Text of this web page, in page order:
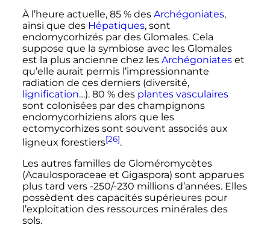
À l’heure actuelle, 85 % des Archégoniates,
ainsi que des Hépatiques, sont
endomycorhizés par des Glomales. Cela
suppose que la symbiose avec les Glomales
est la plus ancienne chez les Archégoniateset
qu’elle aurait permis l’impressionnante
radiation de ces derniers (diversité,
lignification…). 80 % des plantes vasculaires
sont colonisées par des champignons
endomycorhiziens alors que les
ectomycorhizes sont souvent associés aux
ligneux forestiers[26].
Les autres familles de Gloméromycètes
(Acaulosporaceae et Gigaspora) sont apparues
plus tard vers -250/-230 millions d’années. Elles
possèdent des capacités supérieures pour
l’exploitation des ressources minérales des
sols.